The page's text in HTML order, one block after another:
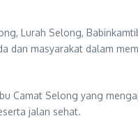
Lurah Selong,
dan masyarakat dalam
Camat Selong yang
jalan sehat.